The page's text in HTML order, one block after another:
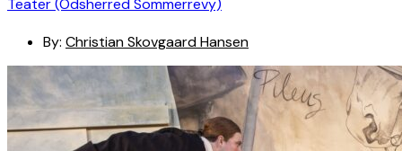
By: Christian Skovgaard Hansen